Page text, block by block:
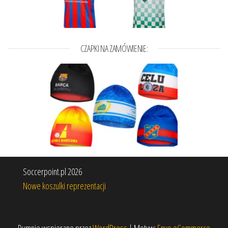
CZAPKI NA ZAMÓWIENIE:
Soccerpoint.pl 2026
Nowe koszulki reprezentacji